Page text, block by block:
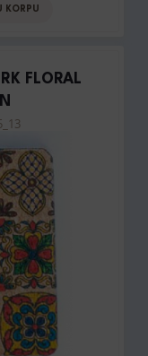
KORPU
FLORAL